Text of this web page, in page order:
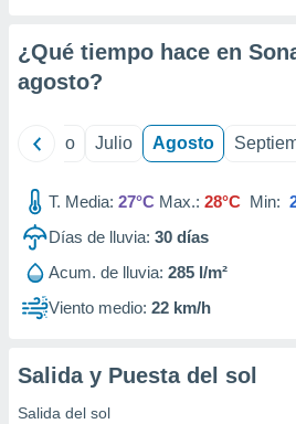
e
mediante
publicidad
publicidad
de
1199
¿Qué tiempo hace en
agosto?
Junio Julio Agosto
T. Media: 27°C Max.: 28°C Min:
Días de lluvia: 30 días
Acum. de lluvia: 285 l/m²
Viento medio: 22 km/h
Salida y Puesta del sol
Salida del sol